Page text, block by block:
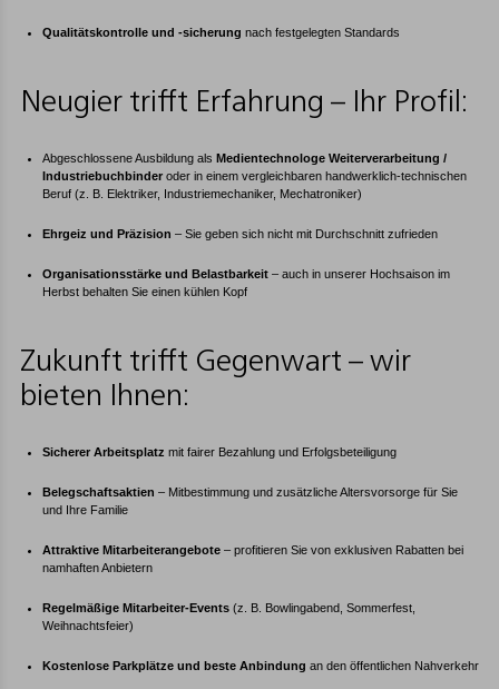
Qualitätskontrolle und -sicherung nach festgelegten Standards
Neugier trifft Erfahrung – Ihr Profil:
Abgeschlossene Ausbildung als Medientechnologe Weiterverarbeitung /
Industriebuchbinder oder in einem vergleichbaren handwerklich-technischen
Beruf (z. B. Elektriker, Industriemechaniker, Mechatroniker)
Ehrgeiz und Präzision – Sie geben sich nicht mit Durchschnitt zufrieden
Organisationsstärke und Belastbarkeit – auch in unserer Hochsaison im
Herbst behalten Sie einen kühlen Kopf
Zukunft trifft Gegenwart – wir
bieten Ihnen:
Sicherer Arbeitsplatz mit fairer Bezahlung und Erfolgsbeteiligung
Belegschaftsaktien – Mitbestimmung und zusätzliche Altersvorsorge für Sie
und Ihre Familie
Attraktive Mitarbeiterangebote – profitieren Sie von exklusiven Rabatten bei
namhaften Anbietern
Regelmäßige Mitarbeiter-Events (z. B. Bowlingabend, Sommerfest,
Weihnachtsfeier)
Kostenlose Parkplätze und beste Anbindung an den öffentlichen Nahverkehr